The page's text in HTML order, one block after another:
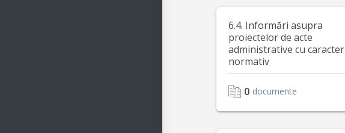
6.4. Informări asupra
proiectelor de acte
administrative cu caracter
normativ
0 documente